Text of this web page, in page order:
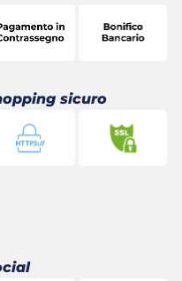
sicuro